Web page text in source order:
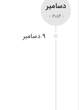
دسامبر
- 2016 -
9 دسامبر